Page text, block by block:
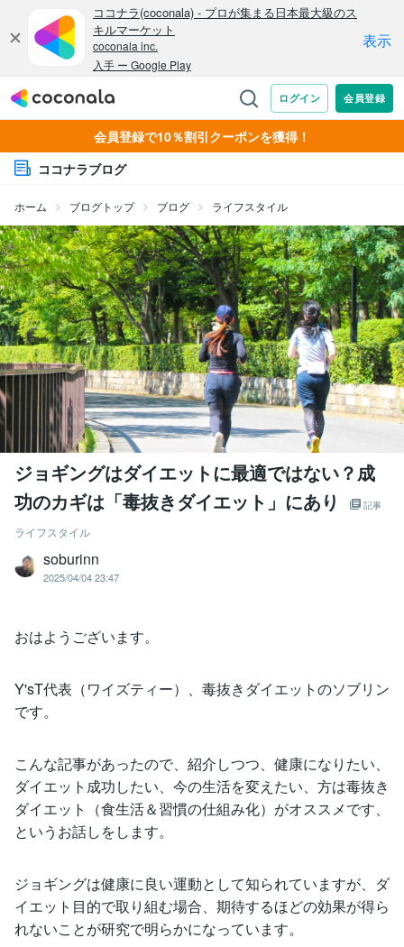
会員登録で10％割引クーポンを獲得！
ココナラブログ
ホーム ブログトップ ブログ ライフスタイル
ジョギングはダイエットに最適ではない？成
功のカギは「毒抜きダイエット」にあり
記事
ライフスタイル
soburinn
2025/04/04 23:47
おはようございます。
Y'sT代表（ワイズティー）、毒抜きダイエットのソブリン
です。
こんな記事があったので、紹介しつつ、健康になりたい、
ダイエット成功したい、今の生活を変えたい、方は毒抜き
ダイエット（食生活＆習慣の仕組み化）がオススメです、
というお話しをします。
ジョギングは健康に良い運動として知られていますが、ダ
イエット目的で取り組む場合、期待するほどの効果が得ら
れないことが研究で明らかになっています。